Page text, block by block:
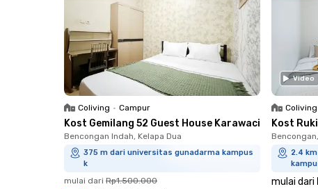
Coliving • Campur
Kost Gemilang 52 Guest House Karawaci
Bencongan Indah, Kelapa Dua
375 m dari universitas gunadarma kampus
k
mulai dari Rp1.500.000
Video
Coliving
Kost
2.4
mulai dari